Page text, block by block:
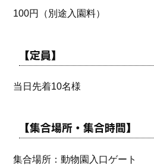
100円（別途入園料）
【定員】
当日先着10名様
【集合場所・集合時間】
集合場所：動物園入口ゲート